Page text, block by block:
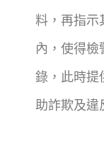
料，再指示
內，使得檢
錄，此時提
助詐欺及違